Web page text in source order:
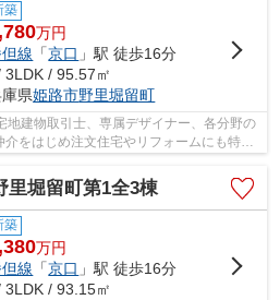
築
万円
線 「京口 」駅 徒歩16分
3LDK / 95.57㎡
県姫路市野里堀留町
地建物取引士、専属デザイナー、各分野の
をはじめ注文住宅やリフォームにも特化
里堀留町第1全3棟
築
万円
線 「京口 」駅 徒歩16分
3LDK / 93.15㎡